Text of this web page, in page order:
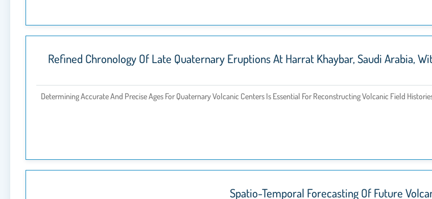
Refined Chronology Of Late Quaternary Eruptions At Harrat Khaybar, Saudi Arabia,
Determining Accurate And Precise Ages For Quaternary Volcanic Centers Is Essential For Reconstructing Volcanic Field
Spatio-Temporal Forecasting Of Future